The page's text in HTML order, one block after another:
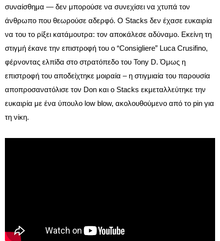
συναίσθημα — δεν μπορούσε να συνεχίσει να χτυπά τον
άνθρωπο που θεωρούσε αδερφό. Ο Stacks δεν έχασε ευκαιρία
να του το ρίξει κατάμουτρα: τον αποκάλεσε αδύναμο. Εκείνη τη
στιγμή έκανε την επιστροφή του ο “Consigliere” Luca Crusifino,
φέρνοντας ελπίδα στο στρατόπεδο του Tony D. Όμως η
επιστροφή του αποδείχτηκε μοιραία – η στιγμιαία του παρουσία
αποπροσανατόλισε τον Don και ο Stacks εκμεταλλεύτηκε την
ευκαιρία με ένα ύπουλο low blow, ακολουθούμενο από το pin για
τη νίκη.